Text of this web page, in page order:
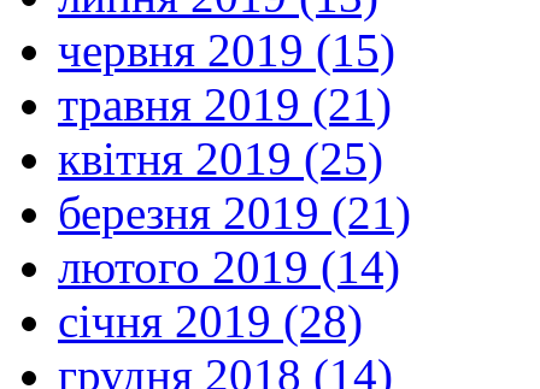
червня 2019 (15)
травня 2019 (21)
квітня 2019 (25)
березня 2019 (21)
лютого 2019 (14)
січня 2019 (28)
грудня 2018 (14)